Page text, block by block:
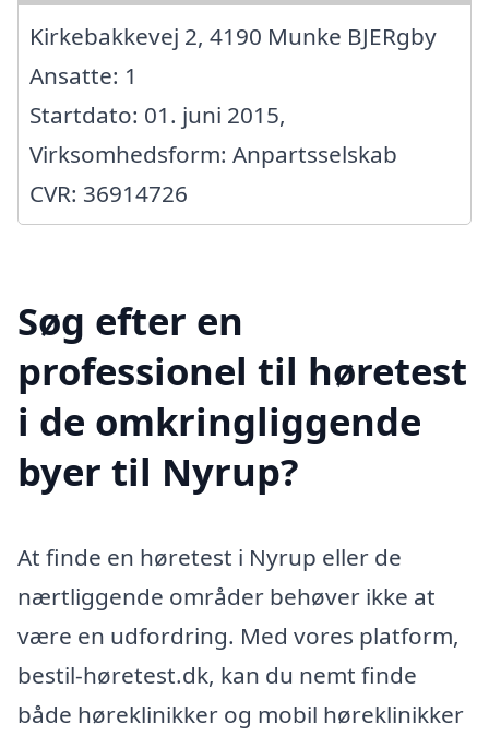
Kirkebakkevej 2, 4190 Munke BJERgby
Ansatte: 1
Startdato: 01. juni 2015,
Virksomhedsform: Anpartsselskab
CVR: 36914726
Søg efter en
professionel til høretest
i de omkringliggende
byer til Nyrup?
At finde en høretest i Nyrup eller de
nærtliggende områder behøver ikke at
være en udfordring. Med vores platform,
bestil-høretest.dk, kan du nemt finde
både høreklinikker og mobil høreklinikker